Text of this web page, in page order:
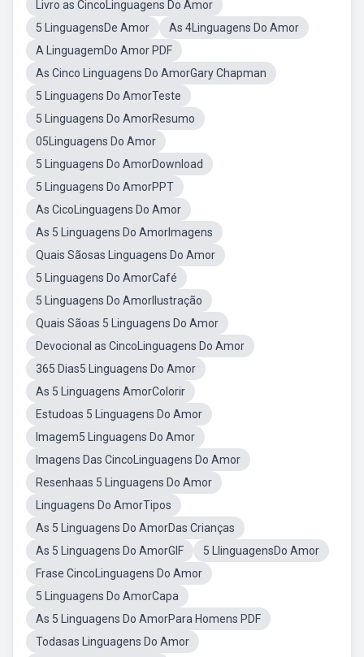
Livro as CincoLinguagens Do Amor
5 LinguagensDe Amor
As 4Linguagens Do Amor
A LinguagemDo Amor PDF
As Cinco Linguagens Do AmorGary Chapman
5 Linguagens Do AmorTeste
5 Linguagens Do AmorResumo
05Linguagens Do Amor
5 Linguagens Do AmorDownload
5 Linguagens Do AmorPPT
As CicoLinguagens Do Amor
As 5 Linguagens Do AmorImagens
Quais Sãosas Linguagens Do Amor
5 Linguagens Do AmorCafé
5 Linguagens Do AmorIlustração
Quais Sãoas 5 Linguagens Do Amor
Devocional as CincoLinguagens Do Amor
365 Dias5 Linguagens Do Amor
As 5 Linguagens AmorColorir
Estudoas 5 Linguagens Do Amor
Imagem5 Linguagens Do Amor
Imagens Das CincoLinguagens Do Amor
Resenhaas 5 Linguagens Do Amor
Linguagens Do AmorTipos
As 5 Linguagens Do AmorDas Crianças
As 5 Linguagens Do AmorGIF
5 LlinguagensDo Amor
Frase CincoLinguagens Do Amor
5 Linguagens Do AmorCapa
As 5 Linguagens Do AmorPara Homens PDF
Todasas Linguagens Do Amor